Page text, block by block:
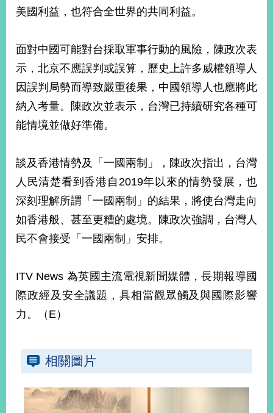
際
傳
府
資
訊
公
開
民
服
本
部
相
網
站
信
箱
專
頁
Instagram
X平台
(原推特)
美國利益，也符合全世界的共同利益。
面對中國可能對台採取軍事行動的風險，陳政次表
示，北京不應誤判或誤算，歷史上許多威權領導人
因誤判局勢而導致嚴重後果，中國領導人也應將此
納入考量。陳政次並表示，台灣已持續研究各種可
能情境並做好準備。
談及香港情勢及「一國兩制」，陳政次指出，台灣
人民清楚看到香港自2019年以來的情勢發展，也
深刻理解所謂「一國兩制」的結果，將使台灣走向
如香港般、甚至更糟的處境。陳政次強調，台灣人
民不會接受「一國兩制」安排。
ITV News 為英國主流電視新聞媒體，長期報導國
際政經及安全議題，具相當觀眾觸及與國際影響
力。（E）
相關圖片